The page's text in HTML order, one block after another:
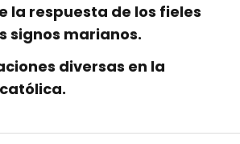
la respuesta de los fieles
signos marianos.
diversas en la